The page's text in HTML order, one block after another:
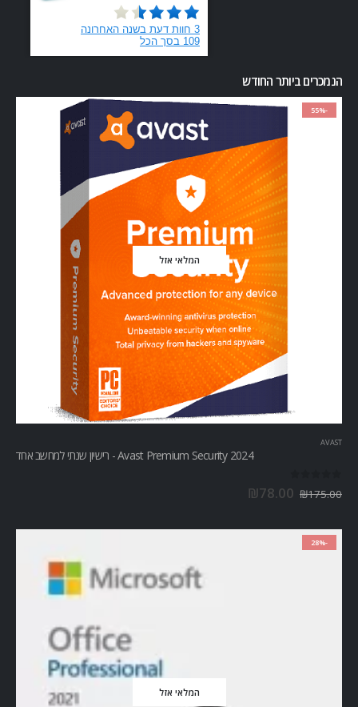
הנמכרים ביותר החודש
-55%
המלאי אזל
AVAST
Avast Premium Security 2024 - רישיון שנתי למחשב אחד
₪175.00
₪78.00
-28%
המלאי אזל